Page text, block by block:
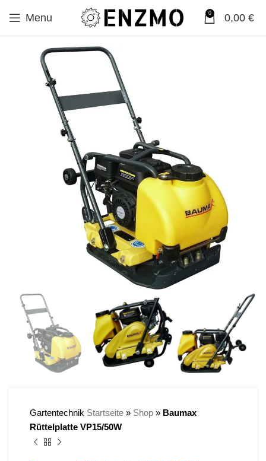
Menu 0 0,00 €
Gartentechnik Startseite » Shop » Baumax
Rüttelplatte VP15/50W